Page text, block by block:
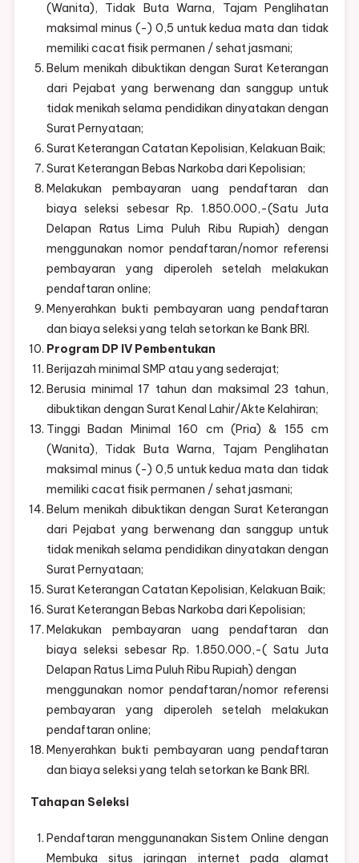
(Wanita), Tidak Buta Warna, Tajam Penglihatan
maksimal minus (-) 0,5 untuk kedua mata dan tidak
memiliki cacat fisik permanen / sehat jasmani;
Belum menikah dibuktikan dengan Surat Keterangan
dari Pejabat yang berwenang dan sanggup untuk
tidak menikah selama pendidikan dinyatakan dengan
Surat Pernyataan;
Surat Keterangan Catatan Kepolisian, Kelakuan Baik;
Surat Keterangan Bebas Narkoba dari Kepolisian;
Melakukan pembayaran uang pendaftaran dan
biaya seleksi sebesar Rp. 1.850.000,-(Satu Juta
Delapan Ratus Lima Puluh Ribu Rupiah) dengan
menggunakan nomor pendaftaran/nomor referensi
pembayaran yang diperoleh setelah melakukan
pendaftaran online;
Menyerahkan bukti pembayaran uang pendaftaran
dan biaya seleksi yang telah setorkan ke Bank BRI.
Program DP IV Pembentukan
Berijazah minimal SMP atau yang sederajat;
Berusia minimal 17 tahun dan maksimal 23 tahun,
dibuktikan dengan Surat Kenal Lahir/Akte Kelahiran;
Tinggi Badan Minimal 160 cm (Pria) & 155 cm
(Wanita), Tidak Buta Warna, Tajam Penglihatan
maksimal minus (-) 0,5 untuk kedua mata dan tidak
memiliki cacat fisik permanen / sehat jasmani;
Belum menikah dibuktikan dengan Surat Keterangan
dari Pejabat yang berwenang dan sanggup untuk
tidak menikah selama pendidikan dinyatakan dengan
Surat Pernyataan;
Surat Keterangan Catatan Kepolisian, Kelakuan Baik;
Surat Keterangan Bebas Narkoba dari Kepolisian;
Melakukan pembayaran uang pendaftaran dan
biaya seleksi sebesar Rp. 1.850.000,-( Satu Juta
Delapan Ratus Lima Puluh Ribu Rupiah) dengan
menggunakan nomor pendaftaran/nomor referensi
pembayaran yang diperoleh setelah melakukan
pendaftaran online;
Menyerahkan bukti pembayaran uang pendaftaran
dan biaya seleksi yang telah setorkan ke Bank BRI.
Tahapan Seleksi
Pendaftaran menggunanakan Sistem Online dengan
Membuka situs jaringan internet pada alamat